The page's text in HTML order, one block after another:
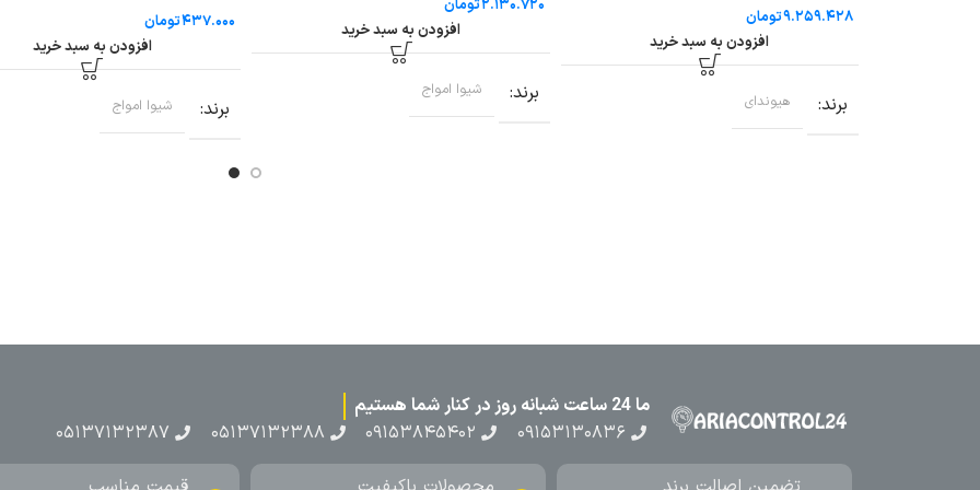
تومان
افزودن به سبد خرید
برند هیوندای
تومان
افزودن به سبد خرید
برند شیوا امواج
تومان
افزودن به سبد خرید
برند شیوا امواج
ما 24 ساعت شبانه روز در کنار شما هستیم
۰۹۱۵۳۱۳۰۸۳۶
۰۹۱۵۳۸۴۵۴۰۲ ۰۵۱۳۷۱۳۲۳۸۸ ۰۵۱۳۷۱۳۲۳۸۷